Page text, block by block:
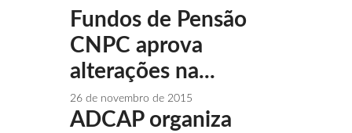
Fundos de Pensão
CNPC aprova
alterações na...
26 de novembro de 2015
ADCAP organiza